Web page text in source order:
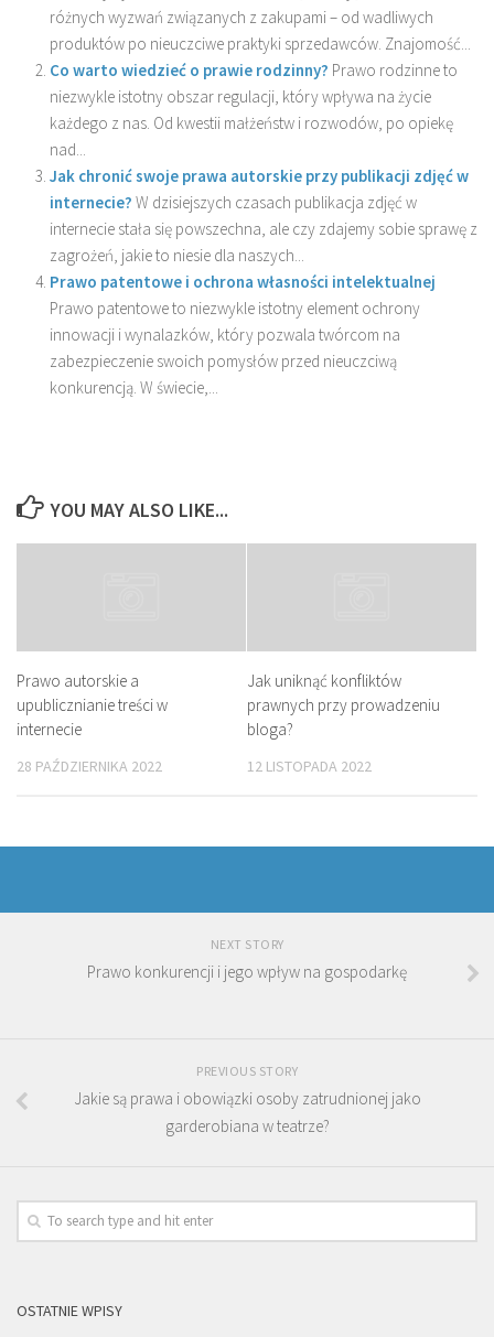
różnych wyzwań związanych z zakupami – od wadliwych
produktów po nieuczciwe praktyki sprzedawców. Znajomość...
Co warto wiedzieć o prawie rodzinny? Prawo rodzinne to
niezwykle istotny obszar regulacji, który wpływa na życie
każdego z nas. Od kwestii małżeństw i rozwodów, po opiekę
nad...
Jak chronić swoje prawa autorskie przy publikacji zdjęć w
internecie? W dzisiejszych czasach publikacja zdjęć w
internecie stała się powszechna, ale czy zdajemy sobie sprawę z
zagrożeń, jakie to niesie dla naszych...
Prawo patentowe i ochrona własności intelektualnej
Prawo patentowe to niezwykle istotny element ochrony
innowacji i wynalazków, który pozwala twórcom na
zabezpieczenie swoich pomysłów przed nieuczciwą
konkurencją. W świecie,...
YOU MAY ALSO LIKE...
Prawo autorskie a
upublicznianie treści w
internecie
28 PAŹDZIERNIKA 2022
Jak uniknąć konfliktów
prawnych przy prowadzeniu
bloga?
12 LISTOPADA 2022
NEXT STORY
Prawo konkurencji i jego wpływ na gospodarkę
PREVIOUS STORY
Jakie są prawa i obowiązki osoby zatrudnionej jako
garderobiana w teatrze?
OSTATNIE WPISY